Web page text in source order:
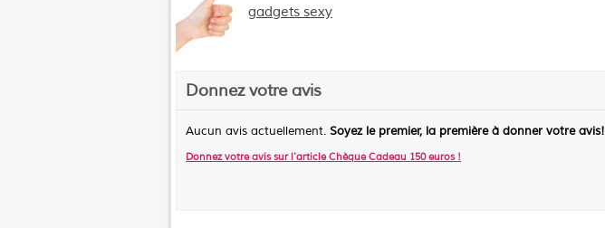
gadgets sexy
Donnez votre avis
Aucun avis actuellement. Soyez le premier, la première à donner votre avis!
Donnez votre avis sur l'articleChèque Cadeau 150 euros!